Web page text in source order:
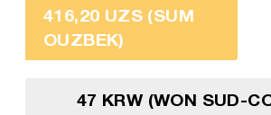
416,20 UZS (SUM
OUZBEK)
47 KRW (WON SUD-